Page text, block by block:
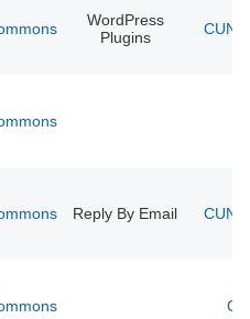
WordPress
Plugins
Reply By Email